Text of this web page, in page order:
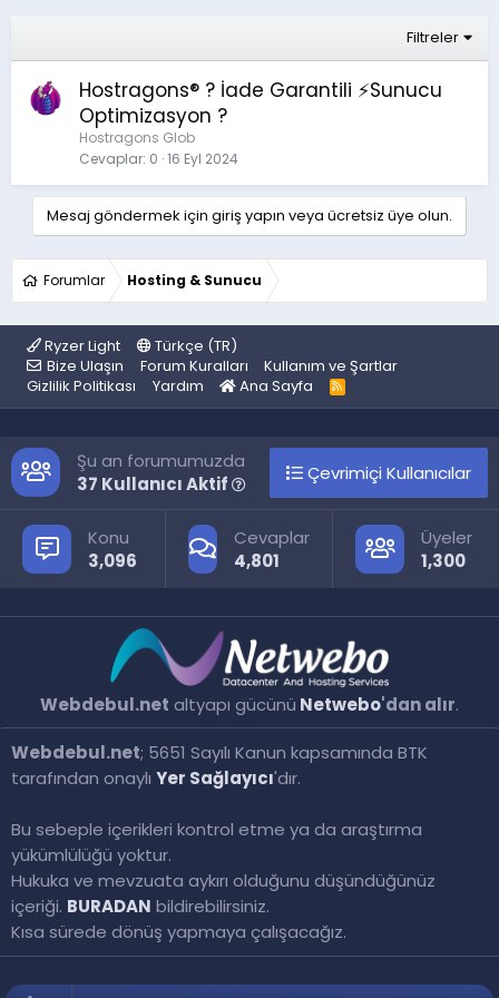
Filtreler
Hostragons® ? İade Garantili ⚡️Sunucu
Optimizasyon ?
Hostragons Glob
Cevaplar 0 16 Eyl 2024
Mesaj göndermek için giriş yapın veya ücretsiz üye olun.
Forumlar Hosting & Sunucu
Ryzer Light
Türkçe (TR)
Bize Ulaşın
Forum Kuralları
Kullanım ve Şartlar
Gizlilik Politikası
Yardım Ana Sayfa
R
S
Şu an forumumuzda
37 Kullanıcı Aktif
Çevrimiçi Kullanıcılar
Konu
3,096
Cevaplar
4,801
Üyeler
1,300
Webdebul.net; 5651 Sayılı Kanun kapsamında BTK
tarafından onaylı Yer Sağlayıcı'dır.
Bu sebeple içerikleri kontrol etme ya da araştırma
yükümlülüğü yoktur.
Hukuka ve mevzuata aykırı olduğunu düşündüğünüz
içeriği. BURADAN bildirebilirsiniz.
Kısa sürede dönüş yapmaya çalışacağız.
Webdebul.net altyapı gücünü Netwebo'dan alır.